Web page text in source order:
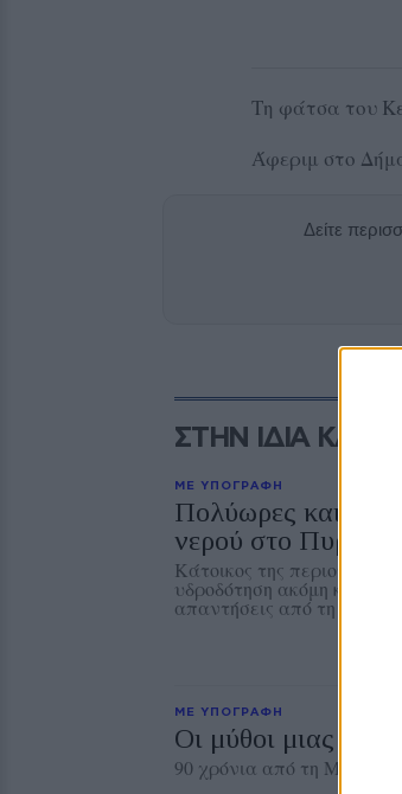
Τη φάτσα του
Άφεριμ στο
Δείτε
ΣΤΗΝ ΙΔΙΑ
ΜΕ ΥΠΟΓΡΑΦΗ
Πολύωρες και
νερού στο Πυργί
Κάτοικος της περιοχής
υδροδότηση ακόμη και
απαντήσεις από τη ΔΕΥΑΛ
ΜΕ ΥΠΟΓΡΑΦΗ
Οι μύθοι μιας
90 χρόνια από τη